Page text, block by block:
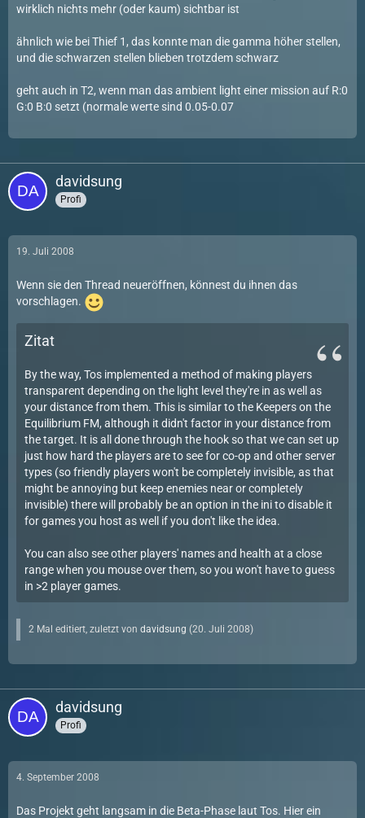
wirklich nichts mehr (oder kaum) sichtbar ist
ähnlich wie bei Thief 1, das konnte man die gamma höher stellen,
und die schwarzen stellen blieben trotzdem schwarz
geht auch in T2, wenn man das ambient light einer mission auf R:0
G:0 B:0 setzt (normale werte sind 0.05-0.07
davidsung
Profi
19. Juli 2008
Wenn sie den Thread neueröffnen, könnest du ihnen das
vorschlagen.
Zitat
By the way, Tos implemented a method of making players
transparent depending on the light level they're in as well as
your distance from them. This is similar to the Keepers on the
Equilibrium FM, although it didn't factor in your distance from
the target. It is all done through the hook so that we can set up
just how hard the players are to see for co-op and other server
types (so friendly players won't be completely invisible, as that
might be annoying but keep enemies near or completely
invisible) there will probably be an option in the ini to disable it
for games you host as well if you don't like the idea.
You can also see other players' names and health at a close
range when you mouse over them, so you won't have to guess
in >2 player games.
2 Mal editiert, zuletzt von davidsung (20. Juli 2008)
davidsung
Profi
4. September 2008
Das Projekt geht langsam in die Beta-Phase laut Tos. Hier ein